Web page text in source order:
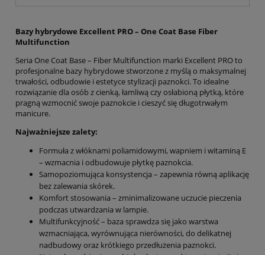
Bazy hybrydowe Excellent PRO – One Coat Base Fiber
Multifunction
Seria One Coat Base – Fiber Multifunction marki Excellent PRO to
profesjonalne bazy hybrydowe stworzone z myślą o maksymalnej
trwałości, odbudowie i estetyce stylizacji paznokci. To idealne
rozwiązanie dla osób z cienką, łamliwą czy osłabioną płytką, które
pragną wzmocnić swoje paznokcie i cieszyć się długotrwałym
manicure.
Najważniejsze zalety:
Formuła z włóknami poliamidowymi, wapniem i witaminą E
– wzmacnia i odbudowuje płytkę paznokcia.
Samopoziomująca konsystencja – zapewnia równą aplikację
bez zalewania skórek.
Komfort stosowania – zminimalizowane uczucie pieczenia
podczas utwardzania w lampie.
Multifunkcyjność – baza sprawdza się jako warstwa
wzmacniająca, wyrównująca nierówności, do delikatnej
nadbudowy oraz krótkiego przedłużenia paznokci.